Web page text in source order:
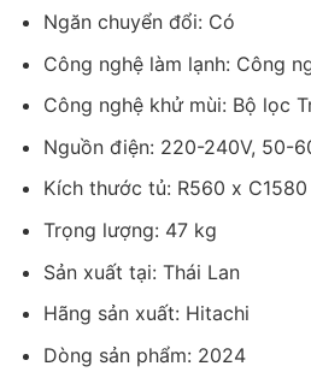
Công nghệ làm lạnh + Công
– Công nghệ làm lạnh vòm:Hệ
ngon và kéo dài thời gian lưu trữ.
– Lưu trữ linh hoạt và tối ưu với
chuyển đổi giữa chế độ lưu trữ rau
ngăn kéo ở trên hoặc dưới cùng của
Ngăn chuyển đổi: Có
Công nghệ làm lạnh: Công
Công nghệ khử mùi: Bộ lọc
Nguồn điện: 220-240V, 50-
Kích thước tủ: R560 x
Trọng lượng: 47 kg
Sản xuất tại: Thái Lan
Hãng sản xuất: Hitachi
Dòng sản phẩm: 2024